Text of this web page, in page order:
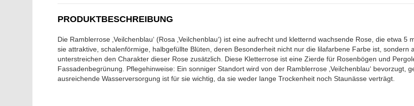
PRODUKTBESCHREIBUNG
Die Ramblerrose ‚Veilchenblau‘ (Rosa ‚Veilchenblau‘) ist eine aufrecht und kletternd wachsende Rose, die etwa
sie attraktive, schalenförmige, halbgefüllte Blüten, deren Besonderheit nicht nur die lilafarbene Farbe ist,
unterstreichen den Charakter dieser Rose zusätzlich. Diese Kletterrose ist eine Zierde für Rosenbögen und
Fassadenbegrünung. Pflegehinweise: Ein sonniger Standort wird von der Ramblerrose ‚Veilchenblau‘
ausreichende Wasserversorgung ist für sie wichtig, da sie weder lange Trockenheit noch Staunässe verträgt.